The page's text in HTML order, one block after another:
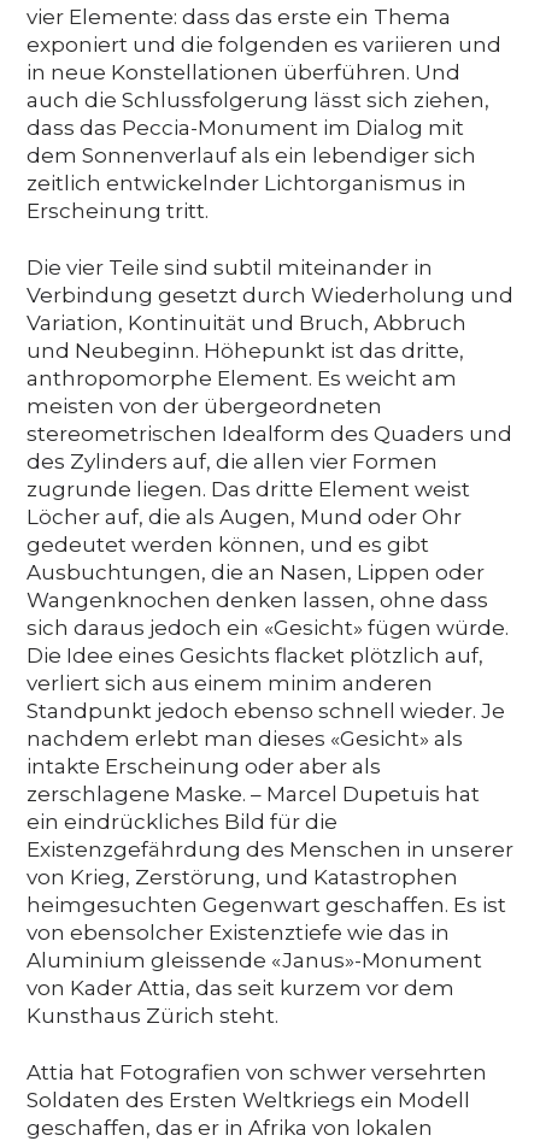
vier Elemente: dass das erste ein Thema
exponiert und die folgenden es variieren und
in neue Konstellationen überführen. Und
auch die Schlussfolgerung lässt sich ziehen,
dass das Peccia-Monument im Dialog mit
dem Sonnenverlauf als ein lebendiger sich
zeitlich entwickelnder Lichtorganismus in
Erscheinung tritt.
Die vier Teile sind subtil miteinander in
Verbindung gesetzt durch Wiederholung und
Variation, Kontinuität und Bruch, Abbruch
und Neubeginn. Höhepunkt ist das dritte,
anthropomorphe Element. Es weicht am
meisten von der übergeordneten
stereometrischen Idealform des Quaders und
des Zylinders auf, die allen vier Formen
zugrunde liegen. Das dritte Element weist
Löcher auf, die als Augen, Mund oder Ohr
gedeutet werden können, und es gibt
Ausbuchtungen, die an Nasen, Lippen oder
Wangenknochen denken lassen, ohne dass
sich daraus jedoch ein «Gesicht» fügen würde.
Die Idee eines Gesichts flacket plötzlich auf,
verliert sich aus einem minim anderen
Standpunkt jedoch ebenso schnell wieder. Je
nachdem erlebt man dieses «Gesicht» als
intakte Erscheinung oder aber als
zerschlagene Maske. – Marcel Dupetuis hat
ein eindrückliches Bild für die
Existenzgefährdung des Menschen in unserer
von Krieg, Zerstörung, und Katastrophen
heimgesuchten Gegenwart geschaffen. Es ist
von ebensolcher Existenztiefe wie das in
Aluminium gleissende «Janus»-Monument
von Kader Attia, das seit kurzem vor dem
Kunsthaus Zürich steht.
Attia hat Fotografien von schwer versehrten
Soldaten des Ersten Weltkriegs ein Modell
geschaffen, das er in Afrika von lokalen